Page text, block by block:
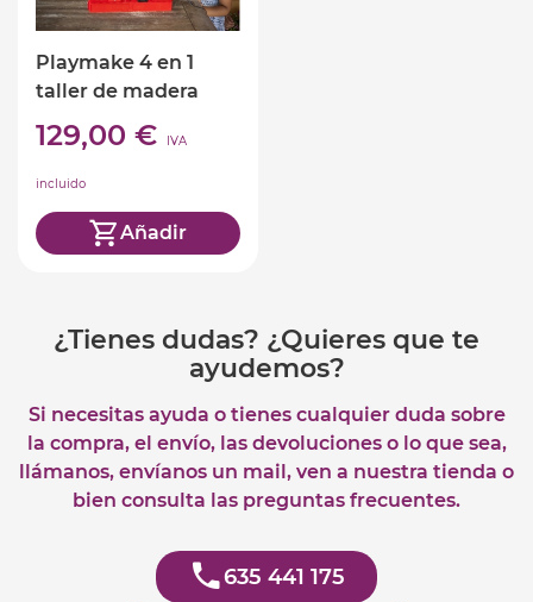
Playmake 4 en 1
taller de madera
129,00 € IVA
incluido
Añadir
¿Tienes dudas? ¿Quieres que te
ayudemos?
Si necesitas ayuda o tienes cualquier duda sobre
la compra, el envío, las devoluciones o lo que sea,
llámanos, envíanos un mail, ven a nuestra tienda o
bien consulta las preguntas frecuentes.
635 441 175